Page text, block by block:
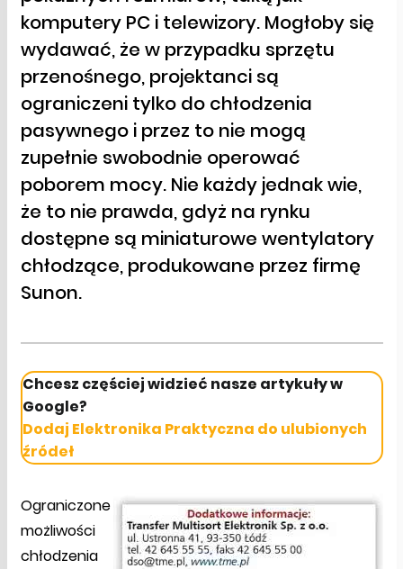
komputery PC i telewizory. Mogłoby się
wydawać, że w przypadku sprzętu
przenośnego, projektanci są
ograniczeni tylko do chłodzenia
pasywnego i przez to nie mogą
zupełnie swobodnie operować
poborem mocy. Nie każdy jednak wie,
że to nie prawda, gdyż na rynku
dostępne są miniaturowe wentylatory
chłodzące, produkowane przez firmę
Sunon.
Chcesz częściej widzieć nasze artykuły w
Google?
Dodaj Elektronika Praktyczna do ulubionych
źródeł
Ograniczone
możliwości
chłodzenia